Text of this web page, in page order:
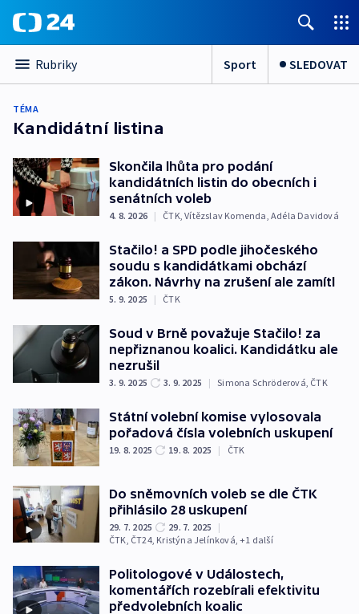
Rubriky Sport SLEDOVAT
TÉMA
Kandidátní listina
Skončila lhůta pro podání
kandidátních listin do obecních i
senátních voleb
4. 8. 2026 | ČTK,Vítězslav Komenda,Adéla Davidová
Stačilo! a SPD podle jihočeského
soudu s kandidátkami obchází
zákon. Návrhy na zrušení ale zamítl
5. 9. 2025 | ČTK
Soud v Brně považuje Stačilo! za
nepřiznanou koalici. Kandidátku ale
nezrušil
3. 9. 2025 3. 9. 2025 | Simona Schröderová, ČTK
Státní volební komise vylosovala
pořadová čísla volebních uskupení
19. 8. 2025 19. 8. 2025 | ČTK
Do sněmovních voleb se dle ČTK
přihlásilo 28 uskupení
29. 7. 2025 29. 7. 2025
|
ČTK ČT24, Kristýna Jelínková , +1 další
Politologové v Událostech,
komentářích rozebírali efektivitu
předvolebních koalic